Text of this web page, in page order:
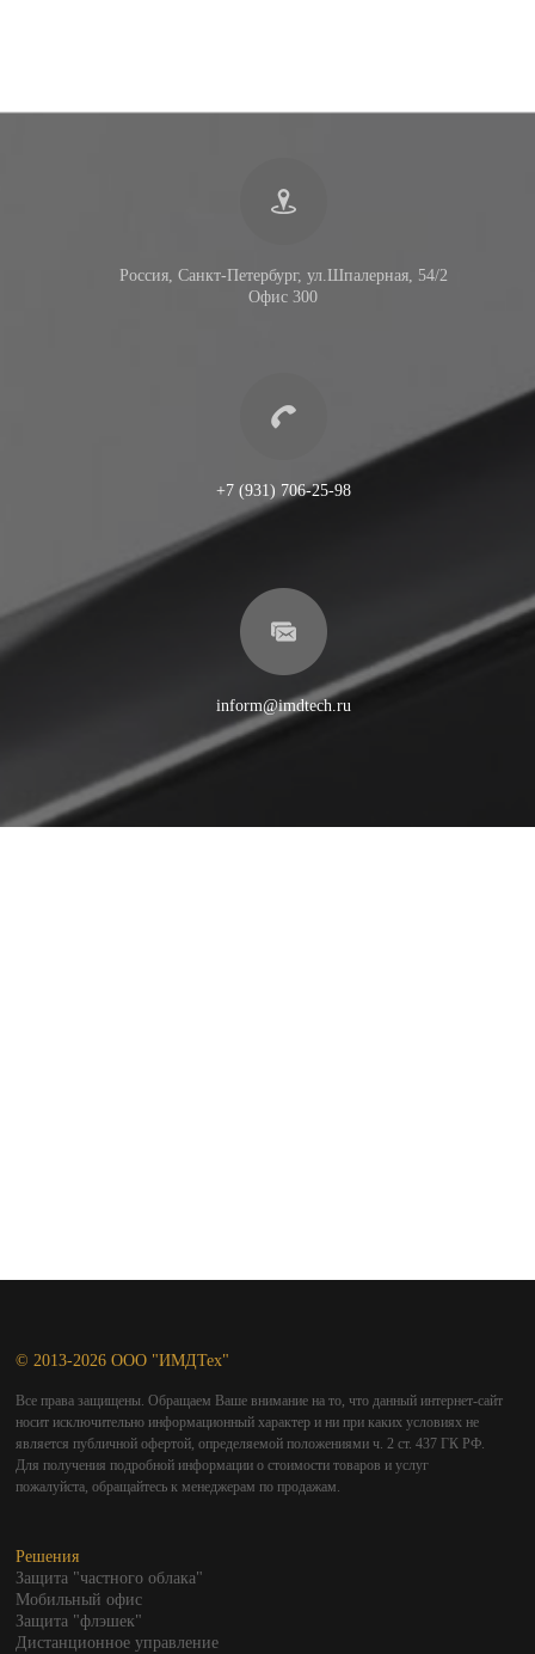
Россия, Санкт-Петербург, ул.Шпалерная, 54/2
Офис 300
+7 (931) 706-25-98
inform@imdtech.ru
© 2013-2026 ООО "ИМДТех"
Все права защищены. Обращаем Ваше внимание на то, что данный интернет-сайт
носит исключительно информационный характер и ни при каких условиях не
является публичной офертой, определяемой положениями ч. 2 ст. 437 ГК РФ.
Для получения подробной информации о стоимости товаров и услуг
пожалуйста, обращайтесь к менеджерам по продажам.
Решения
Защита "частного облака"
Мобильный офис
Защита "флэшек"
Дистанционное управление